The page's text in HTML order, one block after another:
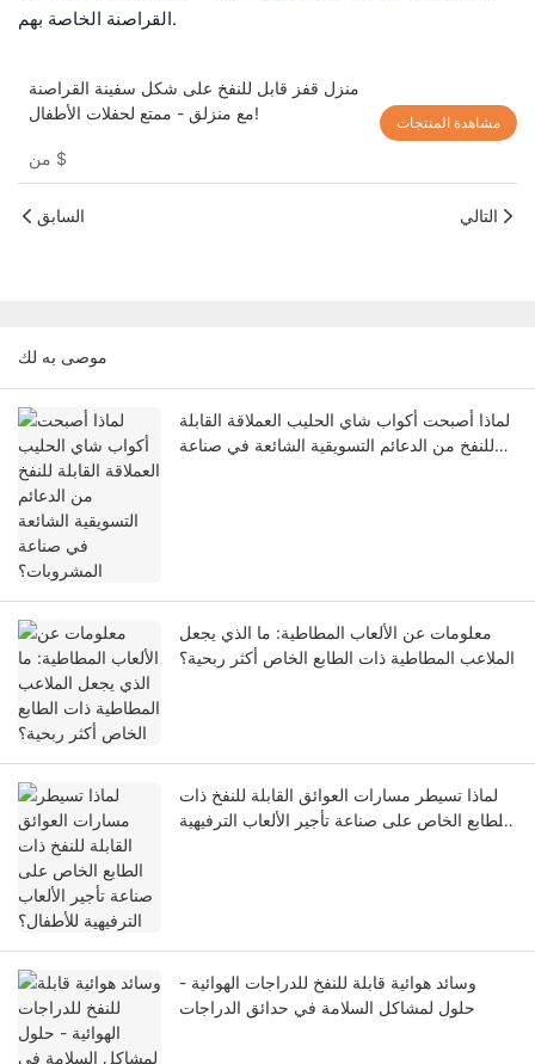
القراصنة الخاصة بهم.
منزل قفز قابل للنفخ على شكل سفينة القراصنة
مع منزلق - ممتع لحفلات الأطفال!
$
مشاهدة المنتجات
السابق التالي
موصى به لك
لماذا أصبحت أكواب شاي الحليب العملاقة القابلة
للنفخ من الدعائم التسويقية الشائعة في صناعة
معلومات عن الألعاب المطاطية: ما الذي يجعل
الملاعب المطاطية ذات الطابع الخاص أكثر ربحية؟
لماذا تسيطر مسارات العوائق القابلة للنفخ ذات
الطابع الخاص على صناعة تأجير الألعاب الترفيهية
وسائد هوائية قابلة للنفخ للدراجات الهوائية -
حلول لمشاكل السلامة في حدائق الدراجات